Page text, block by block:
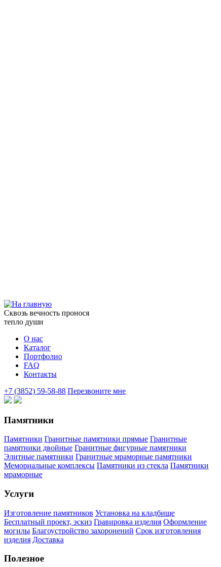
Сквозь вечность пронося
тепло души
О нас
Каталог
Портфолио
FAQ
Контакты
+7 (3852) 59-58-88 Перезвоните мне
Памятники
Памятники Гранитные памятники прямые Гранитные
памятники двойные Гранитные фигурные памятники
Элитные памятники Гранитные мраморные памятники
Мемориальные комплексы Памятники из стекла Памятники
мраморные
Услуги
Изготовление памятников Установка на кладбище
Бесплатный проект, эскиз Гравировка изделия Оформление
могилы Благоустройство захоронений Срок изготовления
изделия Доставка
Полезное